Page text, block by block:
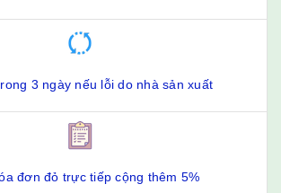
3 ngày nếu lỗi do nhà sản xuất
đơn đỏ trực tiếp cộng thêm 5%